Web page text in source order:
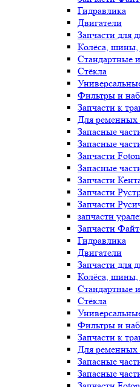
Гидравлика
Двигатели
Запчасти для
Колёса, шины,
Стандартные
Стёкла
Фильтры и
Запчасти к
Для ременных
Запасные
Запасные
Запчасти
Запасные
Запчасти
Запчасти
Запчасти
запчасти
Запчасти
Гидравлика
Двигатели
Запчасти для
Колёса, шины,
Стандартные
Стёкла
Фильтры и
Запчасти к
Для ременных
Запасные
Запасные